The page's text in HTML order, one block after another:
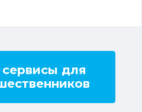
для